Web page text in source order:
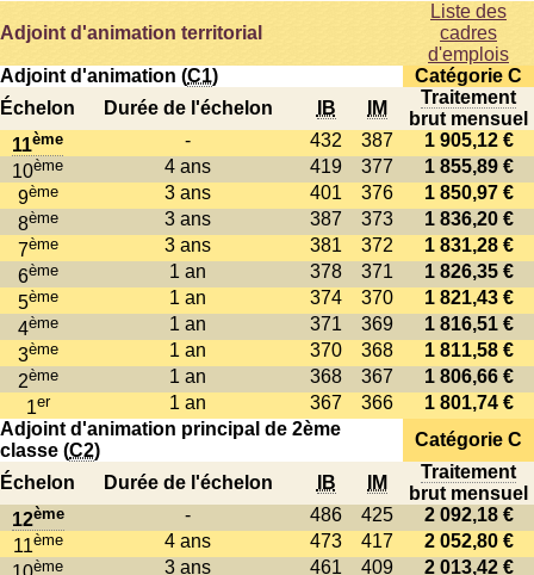
Adjoint d'animation territorial
Liste des
cadres
d'emplois
Adjoint d'animation (C1)
Catégorie C
Échelon
Durée de l'échelon IB IM
Traitement
brut mensuel
11ème - 432 387
1 905,12 €
10ème 4 ans 419 377
1 855,89 €
9ème 3 ans 401 376
1 850,97 €
8ème 3 ans 387 373
1 836,20 €
7ème 3 ans 381 372
1 831,28 €
6ème 1 an 378 371
1 826,35 €
5ème 1 an 374 370
1 821,43 €
4ème 1 an 371 369
1 816,51 €
3ème 1 an 370 368
1 811,58 €
2ème 1 an 368 367
1 806,66 €
1er 1 an 367 366
1 801,74 €
Adjoint d'animation principal de 2ème
classe (C2)
Catégorie C
Échelon Durée de l'échelon IB IM
Traitement
brut mensuel
12ème - 486 425
2 092,18 €
11ème 4 ans 473 417
2 052,80 €
ème 3 ans 461 409
2 013,42 €